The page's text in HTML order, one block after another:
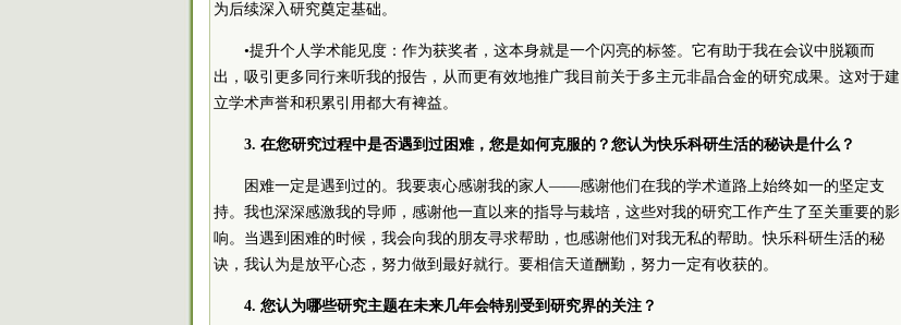
为后续深入研究奠定基础。
•提升个人学术能见度：作为获奖者，这本身就是一个闪亮的标签。它有助于我在会议中脱颖而
出，吸引更多同行来听我的报告，从而更有效地推广我目前关于多主元非晶合金的研究成果。这对于建
立学术声誉和积累引用都大有裨益。
3. 在您研究过程中是否遇到过困难，您是如何克服的？您认为快乐科研生活的秘诀是什么？
困难一定是遇到过的。我要衷心感谢我的家人——感谢他们在我的学术道路上始终如一的坚定支
持。我也深深感激我的导师，感谢他一直以来的指导与栽培，这些对我的研究工作产生了至关重要的影
响。当遇到困难的时候，我会向我的朋友寻求帮助，也感谢他们对我无私的帮助。快乐科研生活的秘
诀，我认为是放平心态，努力做到最好就行。要相信天道酬勤，努力一定有收获的。
4. 您认为哪些研究主题在未来几年会特别受到研究界的关注？